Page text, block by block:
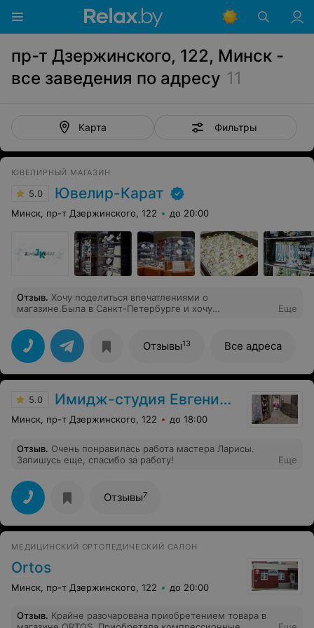
пр-т Дзержинского, 122, Минск -
все заведения по адресу 11
Карта Фильтры
ЮВЕЛИРНЫЙ МАГАЗИН
5.0 Ювелир-Карат
Минск, пр-т Дзержинского, 122 до 20:00
Отзыв. Хочу поделиться впечатлениями о
магазине.Была в Санкт-Петербурге и хочу
лучше! Очень правильно расположен товар,высокий
уровень знаний продавцов,культура обслуживания на
высоте. Приятно у них совершать покупки,а
ассортимент и количество предлагаемого товара --вне
конкуренции.
Еще
Отзывы13 Все адреса
5.0 Имидж-студия Евгении Пилеко
Минск, пр-т Дзержинского, 122 до 18:00
Отзыв. Очень понравилась работа мастера Ларисы.
Запишусь еще, спасибо за работу!
Еще
Отзывы7
МЕДИЦИНСКИЙ ОРТОПЕДИЧЕСКИЙ САЛОН
Ortos
Минск, пр-т Дзержинского, 122 до 20:00
Отзыв. Крайне разочарована приобретением товара в